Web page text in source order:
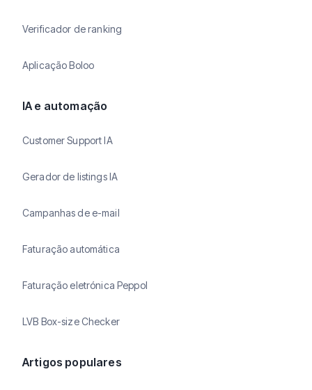
Verificador de ranking
Aplicação Boloo
IA e automação
Customer Support IA
Gerador de listings IA
Campanhas de e-mail
Faturação automática
Faturação eletrónica Peppol
LVB Box-size Checker
Artigos populares